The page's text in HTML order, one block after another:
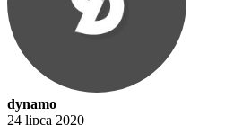
dynamo
24 lipca 2020